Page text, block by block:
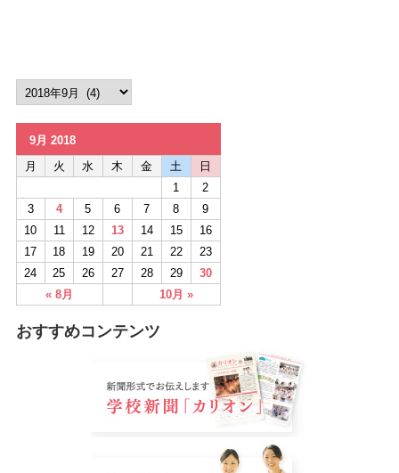
9月 2018
月
火 水 木 金 土 日
« 8月 10月 »
1
2
3
4 5 6 7 8
9
10
11 12 13 14 15
16
17
18 19 20 21 22
23
24
25 26 27 28 29 30
おすすめコンテンツ